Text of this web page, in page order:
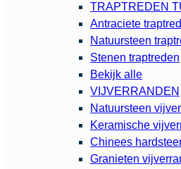
TRAPTREDEN
Antraciete
Natuursteen
Stenen traptreden
Bekijk alle
VIJVERRANDEN
Natuursteen
Keramische
Chinees
Granieten